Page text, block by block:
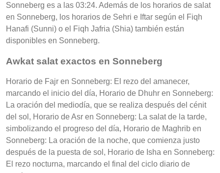
Sonneberg es a las 03:24. Además de los horarios de salat
en Sonneberg, los horarios de Sehri e Iftar según el Fiqh
Hanafi (Sunni) o el Fiqh Jafria (Shia) también están
disponibles en Sonneberg.
Awkat salat exactos en Sonneberg
Horario de Fajr en Sonneberg: El rezo del amanecer,
marcando el inicio del día, Horario de Dhuhr en Sonneberg:
La oración del mediodía, que se realiza después del cénit
del sol, Horario de Asr en Sonneberg: La salat de la tarde,
simbolizando el progreso del día, Horario de Maghrib en
Sonneberg: La oración de la noche, que comienza justo
después de la puesta de sol, Horario de Isha en Sonneberg:
El rezo nocturna, marcando el final del ciclo diario de